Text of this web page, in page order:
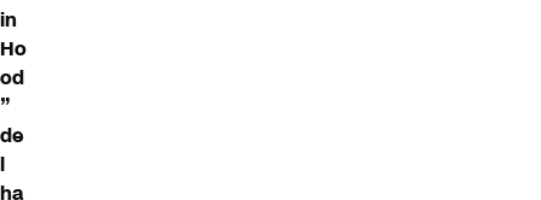
in
Ho
od
”
de
l
ha